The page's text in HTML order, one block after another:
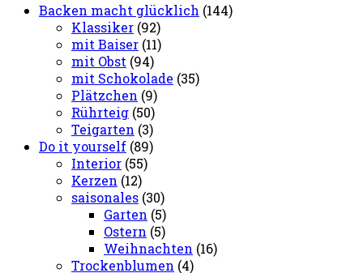
Backen macht glücklich (144)
Klassiker (92)
mit Baiser (11)
mit Obst (94)
mit Schokolade (35)
Plätzchen (9)
Rührteig (50)
Teigarten (3)
Do it yourself (89)
Interior (55)
Kerzen (12)
saisonales (30)
Garten (5)
Ostern (5)
Weihnachten (16)
Trockenblumen (4)